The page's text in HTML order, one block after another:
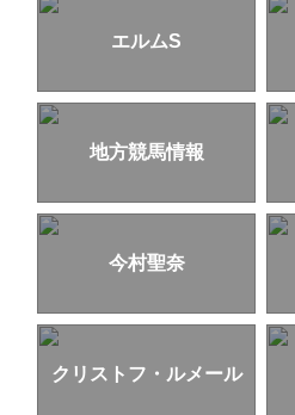
エルムS
地方競馬情報
今村聖奈
クリストフ・ルメール